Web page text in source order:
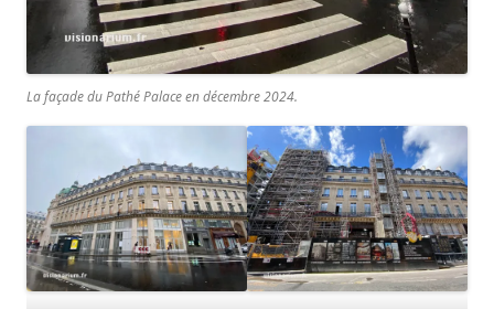
La façade du Pathé Palace en décembre 2024.